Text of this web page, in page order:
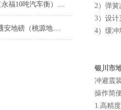
云安30T地磅（永福10吨汽车衡）兴宁15T吊秤）合浦道闸汽车衡维修
浒墅关地磅（通安地磅（桃源地磅（震泽地磅）七都地磅）松陵地磅维修
2）弹簧
3）设计
4）缓冲
银川市
冲避震
操作简
1.高精